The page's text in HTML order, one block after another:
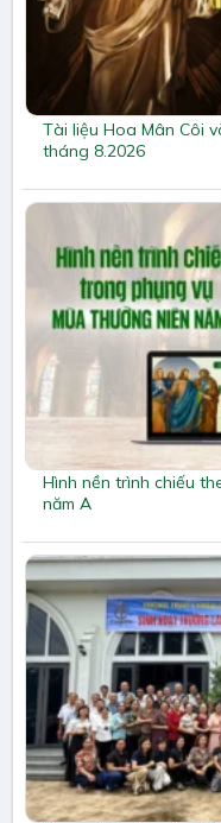
Tài liệu Hoa Mân Côi
tháng 8.2026
Hình nền trình chiếu
năm A